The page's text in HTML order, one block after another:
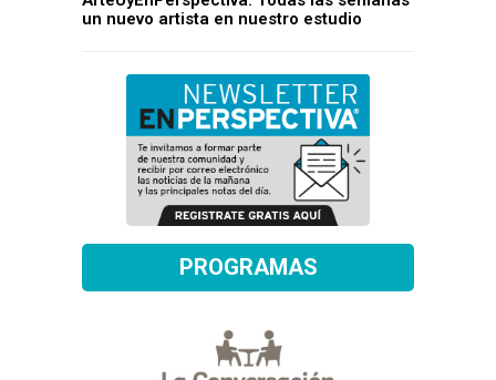
un nuevo artista en nuestro estudio
PROGRAMAS